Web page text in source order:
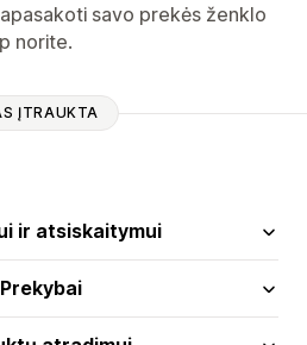
savo prekės ženklo
norite.
ĮTRAUKTA
ir atsiskaitymui
Prekybai